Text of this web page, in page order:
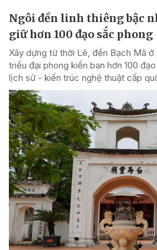
Ngôi đền linh thiêng bậc
giữ hơn 100 đạo sắc phong
Xây dựng từ thời Lê, đền Bạch Mã
triều đại phong kiến ban hơn 100
lịch sử - kiến trúc nghệ thuật cấp